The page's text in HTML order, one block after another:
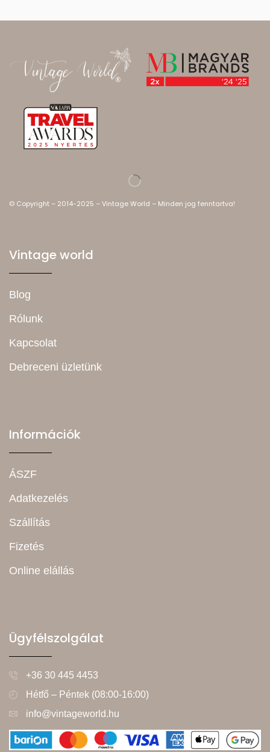
© Copyright – 2014-2025 – Vintage World – Minden jog fenntartva!
Vintage world
Blog
Rólunk
Kapcsolat
Debreceni üzletünk
Információk
ÁSZF
Adatkezelés
Szállítás
Fizetés
Online elállás
Ügyfélszolgálat
+36 30 445 4453
Hétfő – Péntek (08:00-16:00)
info@vintageworld.hu